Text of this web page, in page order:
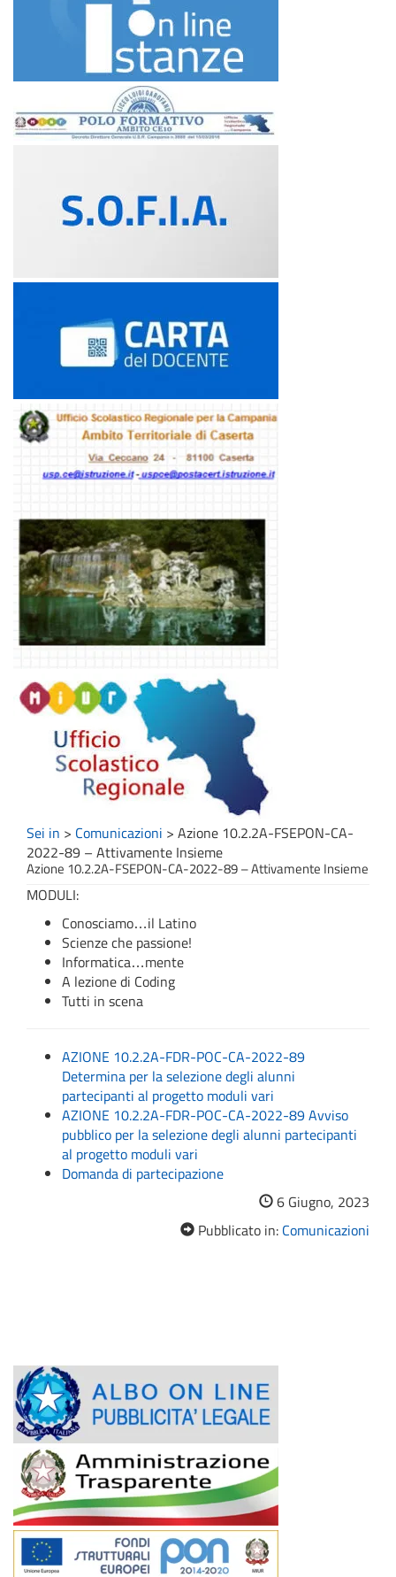
Sei in > Comunicazioni > Azione 10.2.2A-FSEPON-CA-
2022-89 – Attivamente Insieme
Azione 10.2.2A-FSEPON-CA-2022-89 – Attivamente Insieme
MODULI:
Conosciamo…il Latino
Scienze che passione!
Informatica…mente
A lezione di Coding
Tutti in scena
AZIONE 10.2.2A-FDR-POC-CA-2022-89
Determina per la selezione degli alunni
partecipanti al progetto moduli vari
AZIONE 10.2.2A-FDR-POC-CA-2022-89 Avviso
pubblico per la selezione degli alunni partecipanti
al progetto moduli vari
Domanda di partecipazione
6 Giugno, 2023
Pubblicato in: Comunicazioni